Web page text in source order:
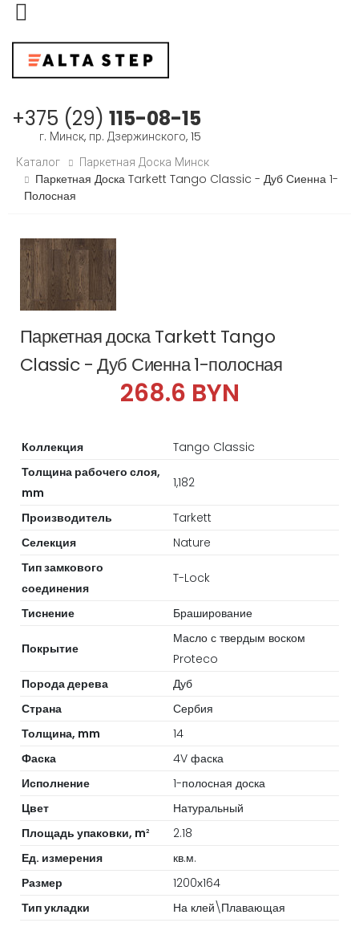
Меню
+375 (29) 115-08-15
г. Минск, пр. Дзержинского, 15
Каталог
Паркетная Доска Минск
Паркетная Доска Tarkett Tango Classic - Дуб Сиенна 1-
Полосная
Паркетная доска Tarkett Tango
Classic - Дуб Сиенна 1-полосная
268.6 BYN
Коллекция
Tango Classic
Толщина рабочего слоя,
mm
1,182
Производитель
Tarkett
Селекция
Nature
Тип замкового
соединения
T-Lock
Тиснение Браширование
Покрытие
Масло с твердым воском
Proteco
Порода дерева
Дуб
Страна
Сербия
Толщина, mm
14
Фаска
4V фаска
Исполнение
1-полосная доска
Цвет
Натуральный
Площадь упаковки, m2
2.18
Ед. измерения
кв.м.
Размер
1200х164
Тип укладки
На клей\Плавающая